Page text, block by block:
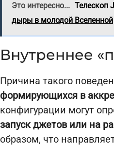
Это интересно... Телескоп
дыры в молодой Вселенной
Внутреннее
Причина такого
формирующихся в
конфигурации могут
запуск джетов или на
образом, что